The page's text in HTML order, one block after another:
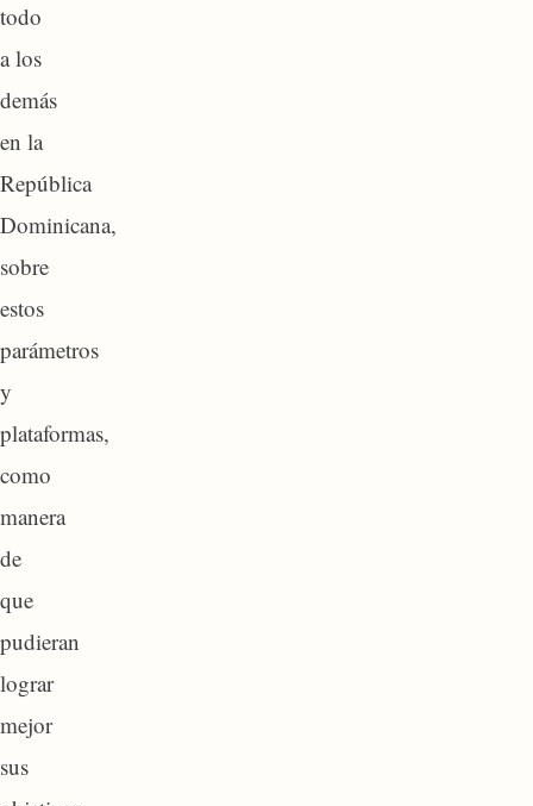
todo
a los
demás
en la
República
Dominicana,
sobre
estos
parámetros
y
plataformas,
como
manera
de
que
pudieran
lograr
mejor
sus